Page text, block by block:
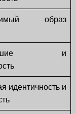
образ
и
идентичность и